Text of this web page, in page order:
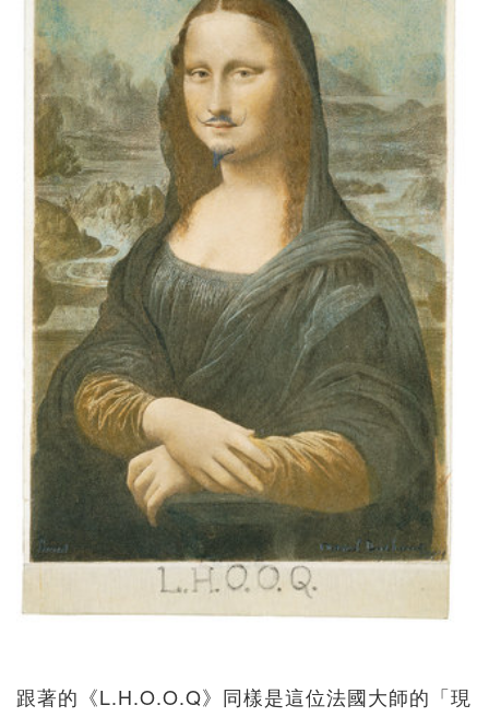
跟著的《L.H.O.O.Q》同樣是這位法國大師的「現